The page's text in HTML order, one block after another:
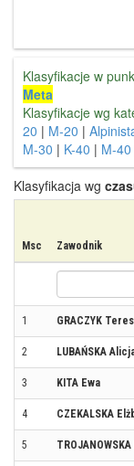
Klasyfikacje w
Meta
Klasyfikacje wg
20 | M-20 |
M-30 | K-40 | M-40
Klasyfikacja wg
Msc Zawodnik
1 GRACZYK
2 LUBAŃSKA
3 KITA Ewa
4 CZEKALSKA
5